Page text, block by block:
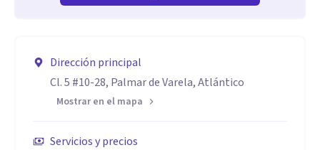
Dirección principal
Cl. 5 #10-28, Palmar de Varela, Atlántico
Mostrar en el mapa
Servicios y precios